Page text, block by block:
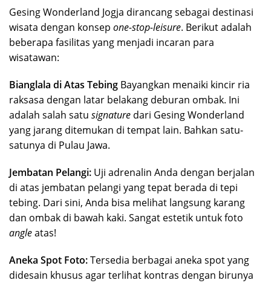
Gesing Wonderland Jogja dirancang sebagai destinasi
wisata dengan konsep one-stop-leisure. Berikut adalah
beberapa fasilitas yang menjadi incaran para
wisatawan:
Bianglala di Atas Tebing Bayangkan menaiki kincir ria
raksasa dengan latar belakang deburan ombak. Ini
adalah salah satu signature dari Gesing Wonderland
yang jarang ditemukan di tempat lain. Bahkan satu-
satunya di Pulau Jawa.
Jembatan Pelangi: Uji adrenalin Anda dengan berjalan
di atas jembatan pelangi yang tepat berada di tepi
tebing. Dari sini, Anda bisa melihat langsung karang
dan ombak di bawah kaki. Sangat estetik untuk foto
angleatas!
Aneka Spot Foto:Tersedia berbagai aneka spot yang
didesain khusus agar terlihat kontras dengan birunya